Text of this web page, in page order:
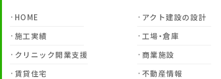
HOME
アクト建設の設計
施工実績
工場・倉庫
クリニック開業支援
商業施設
賃貸住宅
不動産情報